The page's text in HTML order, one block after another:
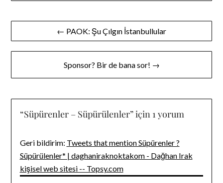
Yazı
gezinmesi
← PAOK: Şu Çılgın İstanbullular
Sponsor? Bir de bana sor! →
“Süpürenler – Süpürülenler” için 1 yorum
Geri bildirim: Tweets that mention Süpürenler ?
Süpürülenler* | daghaniraknoktakom - Dağhan Irak
kişisel web sitesi -- Topsy.com